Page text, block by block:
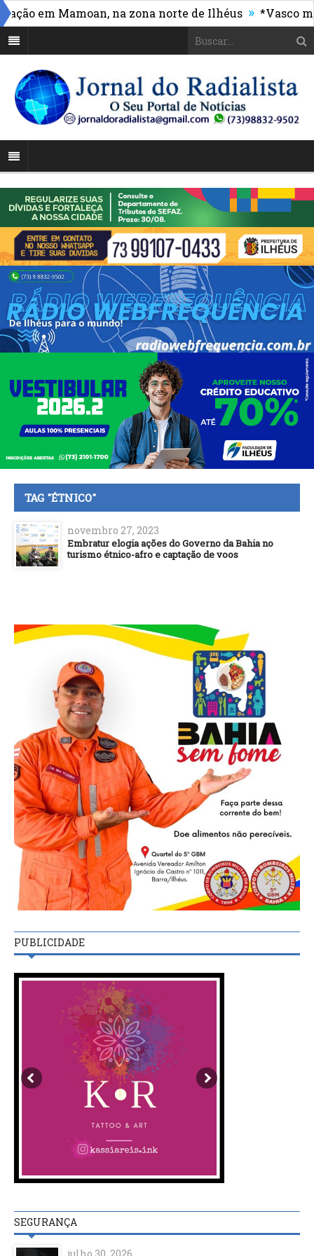
em Mamoan, na zona norte de Ilhéus » *Vasco
TAG "ÉTNICO"
novembro 27, 2023
Embratur elogia ações do Governo da Bahia no
turismo étnico-afro e captação de voos
PUBLICIDADE
SEGURANÇA